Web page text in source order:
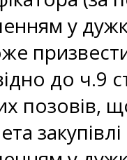
у
до ч.9
позовів,